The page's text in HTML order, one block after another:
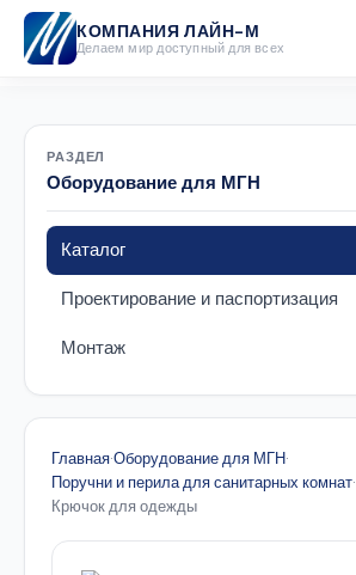
КОМПАНИЯ ЛАЙН-М
Делаем мир доступный для всех
РАЗДЕЛ
Оборудование для МГН
Каталог
Проектирование и паспортизация
Монтаж
Главная·Оборудование для МГН·
Поручни и перила для санитарных комнат·
Крючок для одежды